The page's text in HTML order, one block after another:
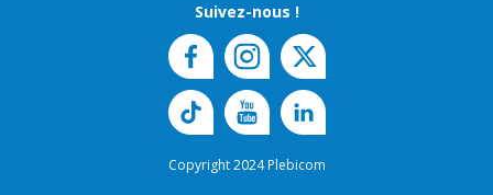
Suivez-nous !
Copyright 2024 Plebicom